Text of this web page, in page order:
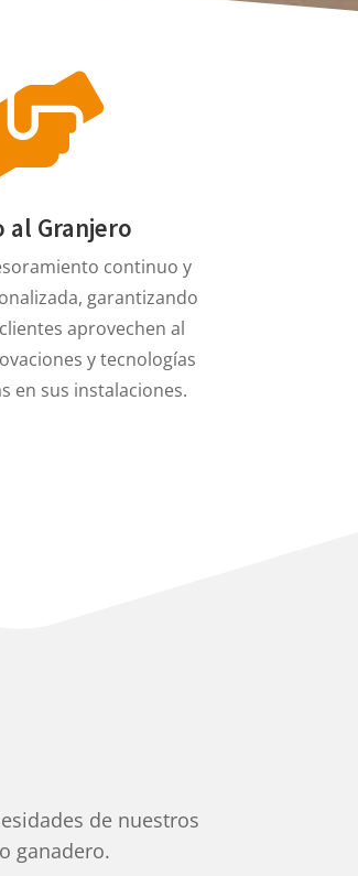
al Granjero
continuo y
garantizando
aprovechen al
y tecnologías
en sus instalaciones.
de nuestros
ganadero.